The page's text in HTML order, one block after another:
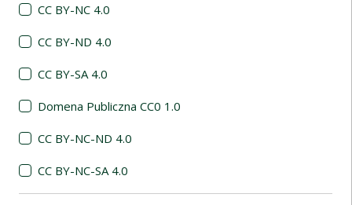
CC BY-NC 4.0
CC BY-ND 4.0
CC BY-SA 4.0
Domena Publiczna CC0 1.0
CC BY-NC-ND 4.0
CC BY-NC-SA 4.0